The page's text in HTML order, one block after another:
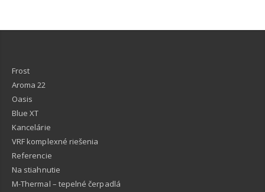
Frost
Aroma 22
Oasis
Blue XT
Kancelárie
VRF komplexné riešenia
Referencie
Na stiahnutie
M-Thermal – tepelné čerpadlá